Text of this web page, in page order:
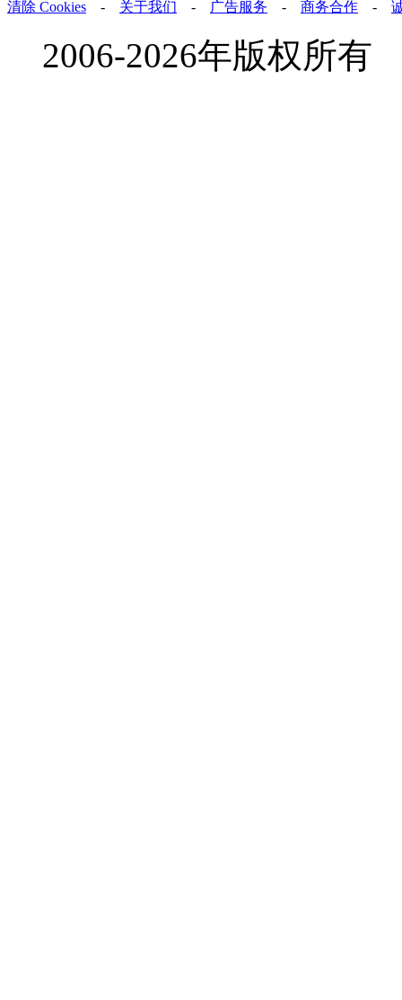
清除 Cookies - 关于我们 - 广告服务 - 商务合作 -
2006-2026年版权所有